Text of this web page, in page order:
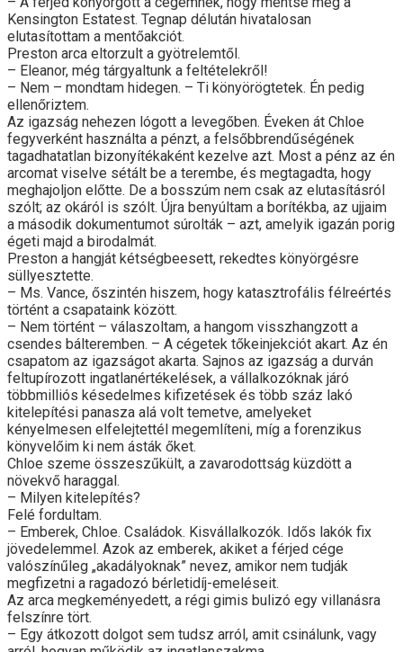
Kensington Estatest. Tegnap délután hivatalosan
elutasítottam a mentőakciót.
Preston arca eltorzult a gyötrelemtől.
– Eleanor, még tárgyaltunk a feltételekről!
– Nem – mondtam hidegen. – Ti könyörögtetek. Én pedig
ellenőriztem.
Az igazság nehezen lógott a levegőben. Éveken át Chloe
fegyverként használta a pénzt, a felsőbbrendűségének
tagadhatatlan bizonyítékaként kezelve azt. Most a pénz az én
arcomat viselve sétált be a terembe, és megtagadta, hogy
meghajoljon előtte. De a bosszúm nem csak az elutasításról
szólt; az okáról is szólt. Újra benyúltam a borítékba, az ujjaim
a második dokumentumot súrolták – azt, amelyik igazán porig
égeti majd a birodalmát.
Preston a hangját kétségbeesett, rekedtes könyörgésre
süllyesztette.
– Ms. Vance, őszintén hiszem, hogy katasztrofális félreértés
történt a csapataink között.
– Nem történt – válaszoltam, a hangom visszhangzott a
csendes bálteremben. – A cégetek tőkeinjekciót akart. Az én
csapatom az igazságot akarta. Sajnos az igazság a durván
feltupírozott ingatlanértékelések, a vállalkozóknak járó
többmilliós késedelmes kifizetések és több száz lakó
kitelepítési panasza alá volt temetve, amelyeket
kényelmesen elfelejtettél megemlíteni, míg a forenzikus
könyvelőim ki nem ásták őket.
Chloe szeme összeszűkült, a zavarodottság küzdött a
növekvő haraggal.
– Milyen kitelepítés?
Felé fordultam.
– Emberek, Chloe. Családok. Kisvállalkozók. Idős lakók fix
jövedelemmel. Azok az emberek, akiket a férjed cége
valószínűleg „akadályoknak” nevez, amikor nem tudják
megfizetni a ragadozó bérletidíj-emeléseit.
Az arca megkeményedett, a régi gimis bulizó egy villanásra
felszínre tört.
– Egy átkozott dolgot sem tudsz arról, amit csinálunk, vagy